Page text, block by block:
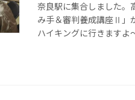
奈良駅に集合しました。
み手＆審判養成講座Ⅱ」
ハイキングに行きます